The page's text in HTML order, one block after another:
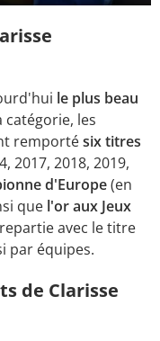
le plus beau
catégorie, les
remportésix titres
2017, 2018, 2019,
d'Europe(en
que l'or aux Jeux
avec le titre
par équipes.
de Clarisse